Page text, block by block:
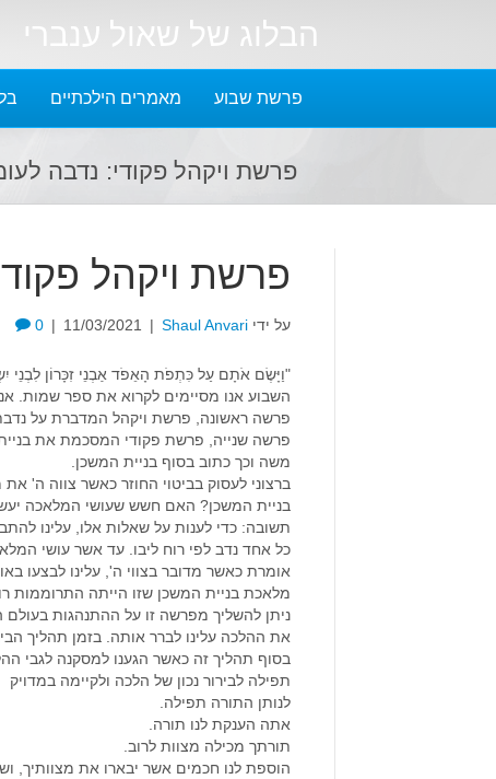
הבלוג של שאול ענברי
פרשת שבוע מאמרים הילכתיים
פרשת ויקהל פקודי: נדבה
פרשת ויקהל
על ידי Shaul Anvari
|
11/03/2021
|
0
"וַיָּשֶׂם אֹתָם עַל כִּתְפֹת הָאֵפֹד אַבְנֵי זִכָּרוֹן
השבוע אנו מסיימים לקרוא את ספר שמות.
פרשה ראשונה, פרשת ויקהל המדברת על
פרשה שנייה, פרשת פקודי המסכמת את
משה וכך כתוב בסוף בניית המשכן.
ברצוני לעסוק בביטוי החוזר כאשר צווה ה'
בניית המשכן? האם חשש שעושי המלאכה
תשובה: כדי לענות על שאלות אלו, עלינו
כל אחד נדב לפי רוח ליבו. עד אשר עושי
אומרת כאשר מדובר בצווי ה', עלינו לבצעו
מלאכת בניית המשכן שזו הייתה
ניתן להשליך מפרשה זו על ההתנהגות בעולם
את ההלכה עלינו לברר אותה. בזמן תהליך
בסוף תהליך זה כאשר הגענו למסקנה לגבי
תפילה לבירור נכון של הלכה ולקיימה במדויק
לנותן התורה תפילה.
אתה הענקת לנו תורה.
תורתך מכילה מצוות לרוב.
הוספת לנו חכמים אשר יבארו את מצוותיך,